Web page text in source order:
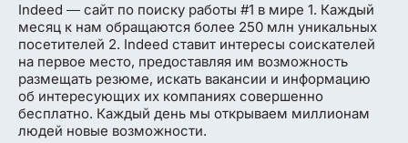
Indeed ― сайт по поиску работы #1 в мире 1. Каждый
месяц к нам обращаются более 250 млн уникальных
посетителей 2. Indeed ставит интересы соискателей
на первое место, предоставляя им возможность
размещать резюме, искать вакансии и информацию
об интересующих их компаниях совершенно
бесплатно. Каждый день мы открываем миллионам
людей новые возможности.